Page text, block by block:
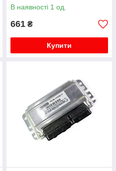
В наявності 1 од.
661 ₴
Купити